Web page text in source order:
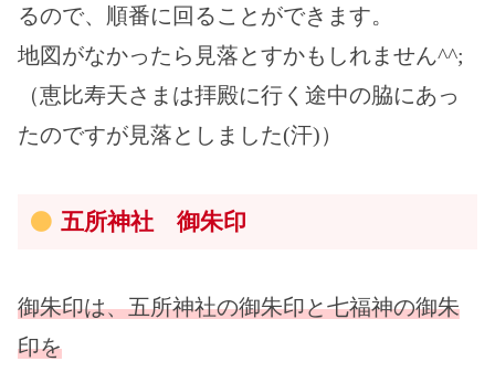
るので、順番に回ることができます。
地図がなかったら見落とすかもしれません^^;
（恵比寿天さまは拝殿に行く途中の脇にあっ
たのですが見落としました(汗)）
五所神社 御朱印
御朱印は、五所神社の御朱印と七福神の御朱
印を